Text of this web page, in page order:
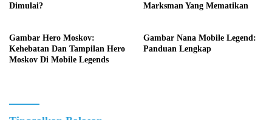
Dimulai?
Marksman Yang Mematikan
Gambar Hero Moskov:
Kehebatan Dan Tampilan Hero
Moskov Di Mobile Legends
Gambar Nana Mobile Legend:
Panduan Lengkap